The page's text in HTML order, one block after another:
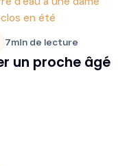
7min de lecture
un proche âgé